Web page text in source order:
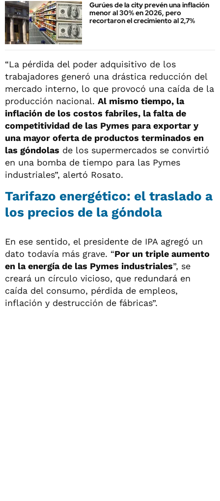
Gurúes de la city prevén una inflación
menor al 30% en 2026, pero
recortaron el crecimiento al 2,7%
“La pérdida del poder adquisitivo de los
trabajadores generó una drástica reducción del
mercado interno, lo que provocó una caída de la
producción nacional. Al mismo tiempo, la
inflación de los costos fabriles, la falta de
competitividad de las Pymes para exportar y
una mayor oferta de productos terminados en
las góndolas de los supermercados se convirtió
en una bomba de tiempo para las Pymes
industriales”, alertó Rosato.
Tarifazo energético: el traslado a
los precios de la góndola
En ese sentido, el presidente de IPA agregó un
dato todavía más grave. “Por un triple aumento
en la energía de las Pymes industriales”, se
creará un círculo vicioso, que redundará en
caída del consumo, pérdida de empleos,
inflación y destrucción de fábricas”.